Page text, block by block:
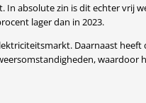
absolute zin is dit echter vrij
lager dan in 2023.
Daarnaast